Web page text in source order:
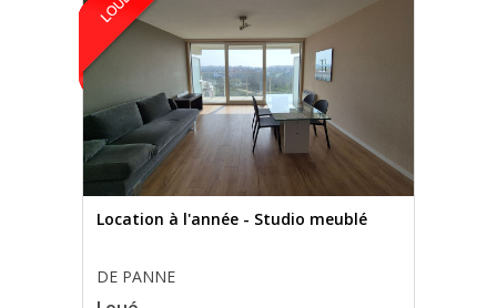
Location à l'année - Studio meublé
DE PANNE